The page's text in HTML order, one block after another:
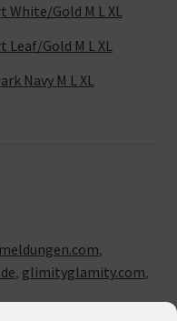
White/Gold M L XL
Leaf/Gold M L XL
Navy M L XL
,
, glimityglamity.com,